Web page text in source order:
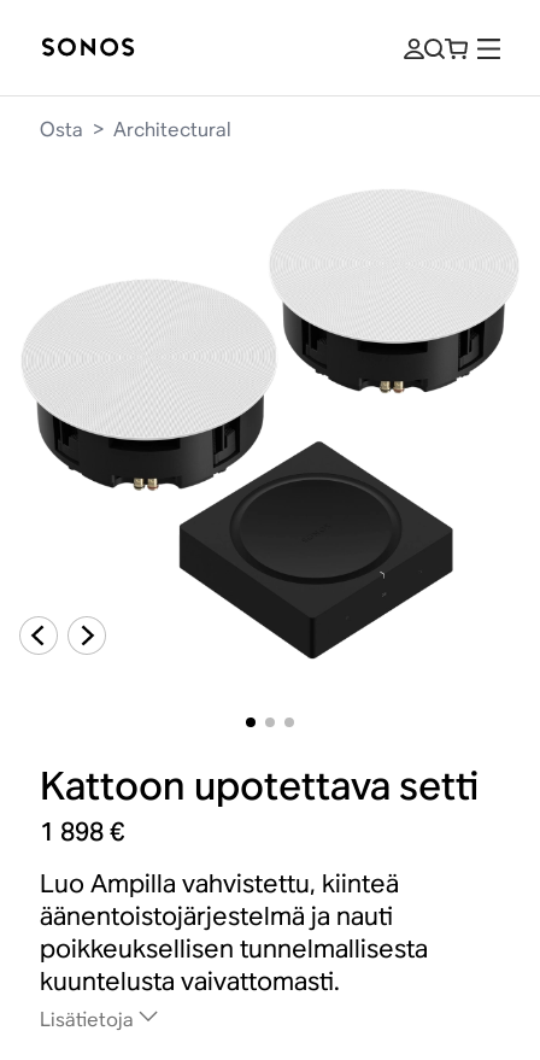
Osta > Architectural
Kattoon upotettava setti
1 898 €
Luo Ampilla vahvistettu, kiinteä
äänentoistojärjestelmä ja nauti
poikkeuksellisen tunnelmallisesta
kuuntelusta vaivattomasti.
Lisätietoja